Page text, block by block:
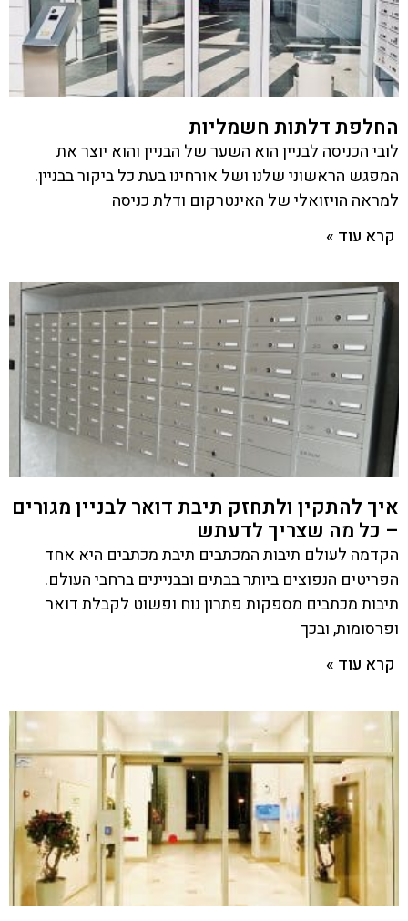
החלפת דלתות חשמליות
לובי הכניסה לבניין הוא השער של הבניין והוא יוצר את
המפגש הראשוני שלנו ושל אורחינו בעת כל ביקור בבניין.
למראה הויזואלי של האינטרקום ודלת כניסה
קרא עוד »
איך להתקין ולתחזק תיבת דואר לבניין מגורים
– כל מה שצריך לדעתש
הקדמה לעולם תיבות המכתבים תיבת מכתבים היא אחד
הפריטים הנפוצים ביותר בבתים ובבניינים ברחבי העולם.
תיבות מכתבים מספקות פתרון נוח ופשוט לקבלת דואר
ופרסומות, ובכך
קרא עוד »